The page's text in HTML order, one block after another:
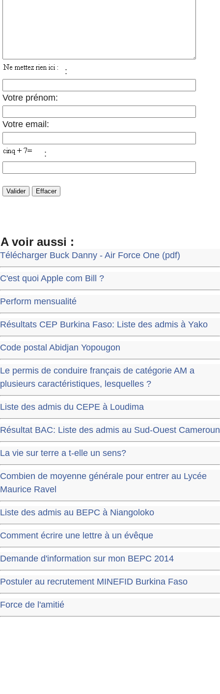
:
Votre prénom:
Votre email:
:
A voir aussi :
Télécharger Buck Danny - Air Force One (pdf)
C'est quoi Apple com Bill ?
Perform mensualité
Résultats CEP Burkina Faso: Liste des admis à Yako
Code postal Abidjan Yopougon
Le permis de conduire français de catégorie AM a
plusieurs caractéristiques, lesquelles ?
Liste des admis du CEPE à Loudima
Résultat BAC: Liste des admis au Sud-Ouest Cameroun
La vie sur terre a t-elle un sens?
Combien de moyenne générale pour entrer au Lycée
Maurice Ravel
Liste des admis au BEPC à Niangoloko
Comment écrire une lettre à un évêque
Demande d'information sur mon BEPC 2014
Postuler au recrutement MINEFID Burkina Faso
Force de l'amitié